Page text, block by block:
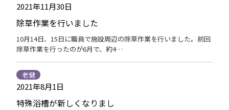
2021年11月30日
除草作業を行いました
10月14日、15日に職員で施設周辺の除草作業を行いました。前回
除草作業を行ったのが6月で、約4…
2021年8月1日
老健
特殊浴槽が新しくなりまし